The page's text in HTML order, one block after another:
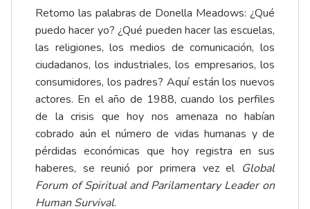
Retomo las palabras de Donella Meadows: ¿Qué
puedo hacer yo? ¿Qué pueden hacer las escuelas,
las religiones, los medios de comunicación, los
ciudadanos, los industriales, los empresarios, los
consumidores, los padres? Aquí están los nuevos
actores. En el año de 1988, cuando los perfiles
de la crisis que hoy nos amenaza no habían
cobrado aún el número de vidas humanas y de
pérdidas económicas que hoy registra en sus
haberes, se reunió por primera vez el Global
Forum of Spiritual and Parilamentary Leader on
Human Survival.